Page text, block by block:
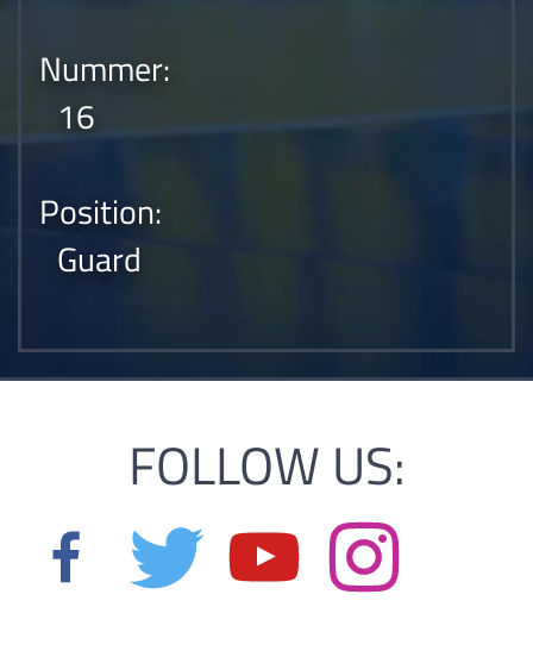
Nummer:
16
Position:
Guard
FOLLOW US: